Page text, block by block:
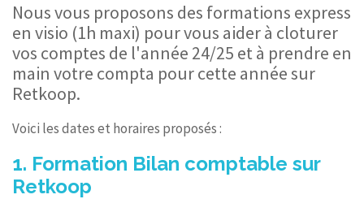
CONTACT
Nous vous proposons des formations express
en visio (1h maxi) pour vous aider à cloturer
vos comptes de l'année 24/25 et à prendre en
main votre compta pour cette année sur
Retkoop.
Voici les dates et horaires proposés :
1. Formation Bilan comptable sur
Retkoop